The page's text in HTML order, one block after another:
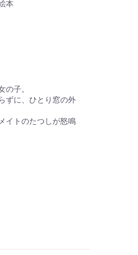
本
子。
ずに、ひとり窓の外
イトのたつしが怒鳴